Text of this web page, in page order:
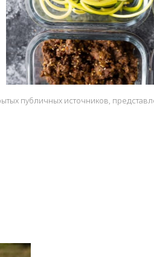
публичных источников,